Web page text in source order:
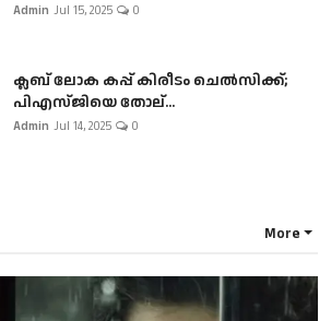
Admin Jul 15, 2025 0
ക്ലബ് ലോക കപ്പ് കിരീടം ചെല്‍സിക്ക്;
പിഎസ്ജിയെ തോല്...
Admin Jul 14, 2025 0
More